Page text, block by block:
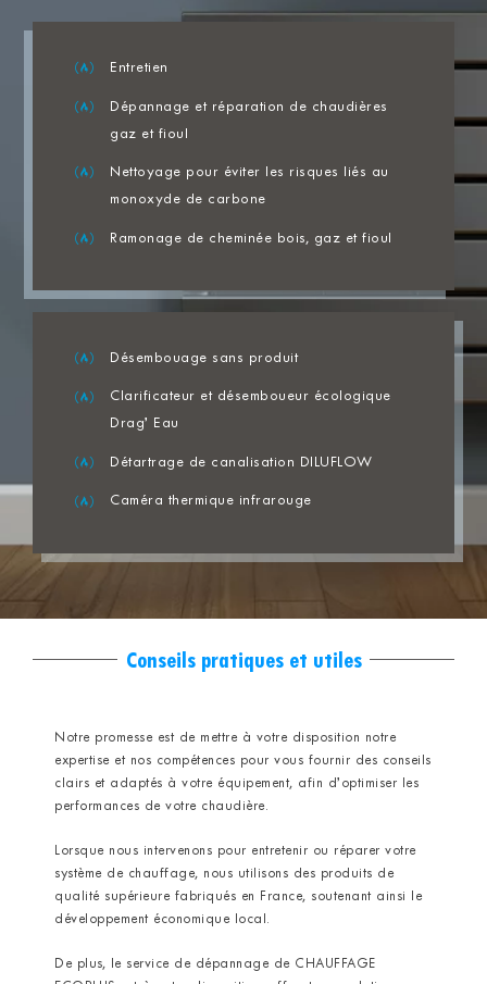
Entretien
Dépannage et réparation de chaudières
gaz et fioul
Nettoyage pour éviter les risques liés au
monoxyde de carbone
Ramonage de cheminée bois, gaz et fioul
Désembouage sans produit
Clarificateur et désemboueur écologique
Drag’ Eau
Détartrage de canalisation DILUFLOW
Caméra thermique infrarouge
Conseils pratiques et utiles
Notre promesse est de mettre à votre disposition notre
expertise et nos compétences pour vous fournir des conseils
clairs et adaptés à votre équipement, afin d’optimiser les
performances de votre chaudière.
Lorsque nous intervenons pour entretenir ou réparer votre
système de chauffage, nous utilisons des produits de
qualité supérieure fabriqués en France, soutenant ainsi le
développement économique local.
De plus, le service de dépannage de CHAUFFAGE